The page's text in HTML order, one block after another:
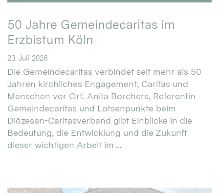
50 Jahre Gemeindecaritas im
Erzbistum Köln
23. Juli 2026
Die Gemeindecaritas verbindet seit mehr als 50
Jahren kirchliches Engagement, Caritas und
Menschen vor Ort. Anita Borchers, Referentin
Gemeindecaritas und Lotsenpunkte beim
Diözesan-Caritasverband gibt Einblicke in die
Bedeutung, die Entwicklung und die Zukunft
dieser wichtigen Arbeit im ...